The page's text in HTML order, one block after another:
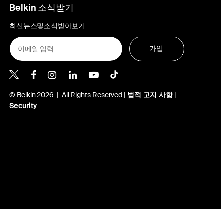
Belkin 소식받기
최신뉴스및소식받아보기
가입
Belkin Twitter
© Belkin 2026 | All Rights Reserved | 법적 고지 사항|
Security